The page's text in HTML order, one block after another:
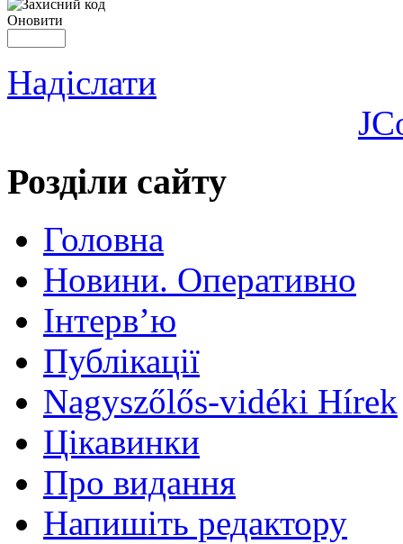
Оновити
Надіслати
Розділи сайту
Головна
Новини. Оперативно
Інтерв’ю
Публікації
Nagyszőlős-vidéki Hírek
Цікавинки
Про видання
Напишіть редактору